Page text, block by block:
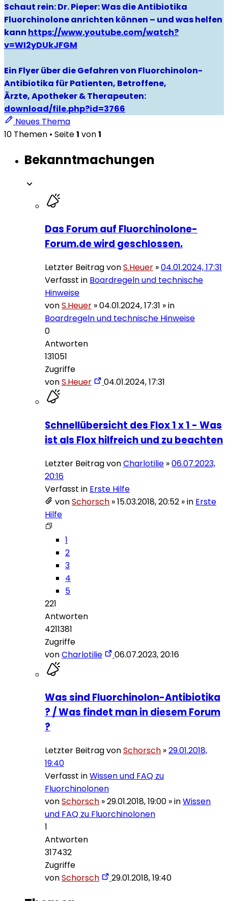
Schaut rein: Dr. Pieper: Was die Antibiotika
Fluorchinolone anrichten können – und was helfen
kann https://www.youtube.com/watch?
v=WI2yDUkJFGM
Ein Flyer über die Gefahren von Fluorchinolon-
Antibiotika für Patienten, Betroffene,
Ärzte, Apotheker & Therapeuten:
download/file.php?id=3766
Neues Thema
10 Themen • Seite1 von1
Bekanntmachungen
Das Forum auf Fluorchinolone-
Forum.de wird geschlossen.
Letzter Beitrag vonS.Heuer »04.01.2024, 17:31
Verfasst in Boardregeln und technische
Hinweise
vonS.Heuer »04.01.2024, 17:31 » in
Boardregeln und technische Hinweise
0
Antworten
131051
Zugriffe
vonS.Heuer 04.01.2024, 17:31
Schnellübersicht des Flox 1 x 1 - Was
ist als Flox hilfreich und zu beachten
Letzter Beitrag vonCharlotilie »06.07.2023,
20:16
Verfasst in Erste Hilfe
vonSchorsch »15.03.2018, 20:52 » in Erste
Hilfe
1
2
3
4
5
221
Antworten
4211381
Zugriffe
vonCharlotilie 06.07.2023, 20:16
Was sind Fluorchinolon-Antibiotika
? / Was findet man in diesem Forum
?
Letzter Beitrag vonSchorsch »29.01.2018,
19:40
Verfasst inWissen und FAQ zu
Fluorchinolonen
vonSchorsch »29.01.2018, 19:00 » inWissen
und FAQ zu Fluorchinolonen
1
Antworten
317432
Zugriffe
vonSchorsch 29.01.2018, 19:40